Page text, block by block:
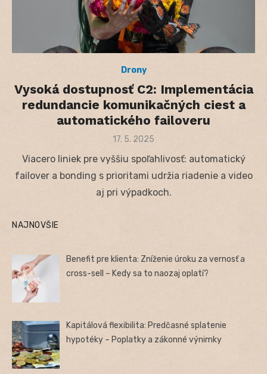
Drony
Vysoká dostupnosť C2: Implementácia
redundancie komunikačných ciest a
automatického failoveru
Posted
17. 5. 2025
Viacero liniek pre vyššiu spoľahlivosť: automatický
failover a bonding s prioritami udržia riadenie a video
aj pri výpadkoch.
NAJNOVŠIE
Benefit pre klienta: Zníženie úroku za vernosť a
cross-sell – Kedy sa to naozaj oplatí?
Kapitálová flexibilita: Predčasné splatenie
hypotéky – Poplatky a zákonné výnimky